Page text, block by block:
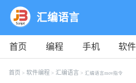
汇编语言
首页 编程 手机 软件
教程
平面 服务器
首页 > 软件编程 > 汇编语言 > 汇编语言mov指令